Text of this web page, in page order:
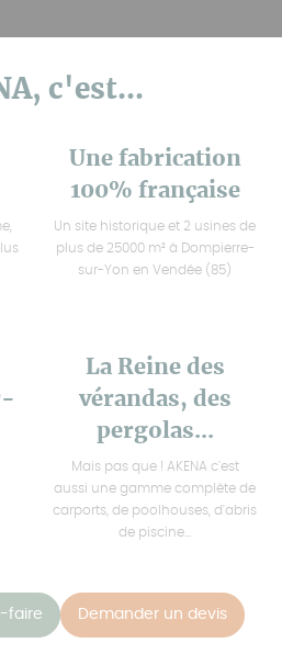
c'est...
Une fabrication
100% française
Un site historique et 2 usines de
plus de 25000 m² à Dompierre-
sur-Yon en Vendée (85)
La Reine des
vérandas, des
pergolas...
Mais pas que ! AKENA c'est
aussi une gamme complète de
carports, de poolhouses, d'abris
de piscine...
faire Demander un devis